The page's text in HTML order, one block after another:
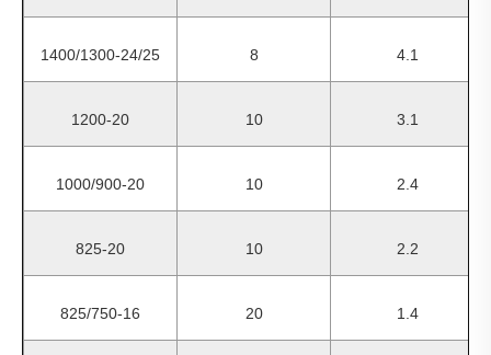
1400/1300-24/25 8 4.1
1200-20 10 3.1
1000/900-20 10 2.4
825-20 10 2.2
825/750-16 20 1.4